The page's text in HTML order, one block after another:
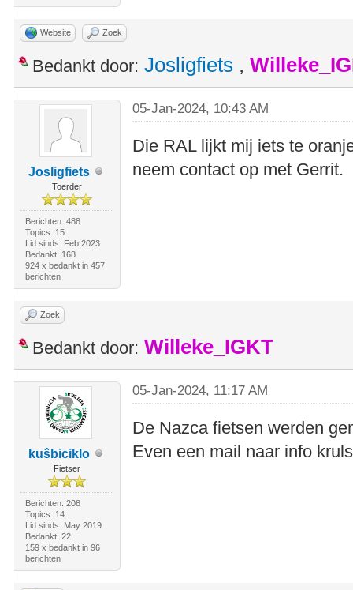
Website Zoek
Bedankt door: Josligfiets ,
Josligfiets
Toerder
Berichten: 488
Topics: 15
Lid sinds: Feb 2023
Bedankt: 168
924 x bedankt in 457
berichten
05-Jan-2024, 10:43 AM
Die RAL lijkt mij iets te
neem contact op met Gerrit.
Zoek
Bedankt door: Willeke_IGKT
kuŝbiciklo
Fietser
Berichten: 208
Topics: 14
Lid sinds: May 2019
Bedankt: 22
159 x bedankt in 96
berichten
05-Jan-2024, 11:17 AM
De Nazca fietsen werden
Even een mail naar info